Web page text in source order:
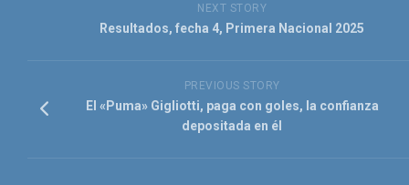
NEXT STORY
Resultados, fecha 4, Primera Nacional 2025
PREVIOUS STORY
El «Puma» Gigliotti, paga con goles, la confianza
depositada en él